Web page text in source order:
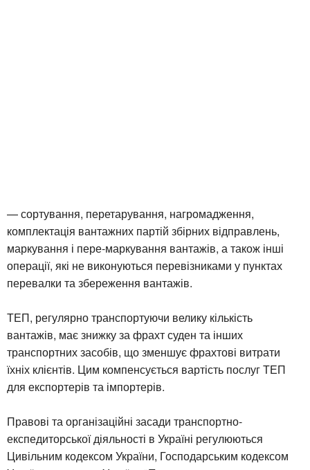
— сортування, перетарування, нагромадження,
комплектація вантажних партій збірних відправлень,
маркування і пере-маркування вантажів, а також інші
операції, які не виконуються перевізниками у пунктах
перевалки та збереження вантажів.
ТЕП, регулярно транспортуючи велику кількість
вантажів, має знижку за фрахт суден та інших
транспортних засобів, що зменшує фрахтові витрати
їхніх клієнтів. Цим компенсується вартість послуг ТЕП
для експортерів та імпортерів.
Правові та організаційні засади транспортно-
експедиторської діяльності в Україні регулюються
Цивільним кодексом України, Господарським кодексом